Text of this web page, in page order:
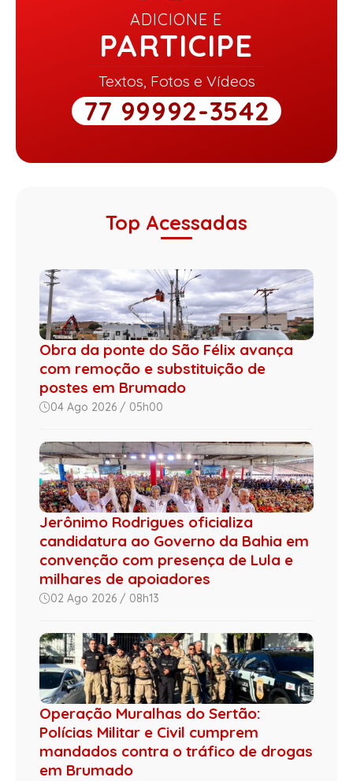
ADICIONE E
PARTICIPE
Textos, Fotos e Vídeos
77 99992-3542
Top Acessadas
Obra da ponte do São Félix avança
com remoção e substituição de
postes em Brumado
04 Ago 2026 / 05h00
Jerônimo Rodrigues oficializa
candidatura ao Governo da Bahia em
convenção com presença de Lula e
milhares de apoiadores
02 Ago 2026 / 08h13
Operação Muralhas do Sertão:
Polícias Militar e Civil cumprem
mandados contra o tráfico de drogas
em Brumado